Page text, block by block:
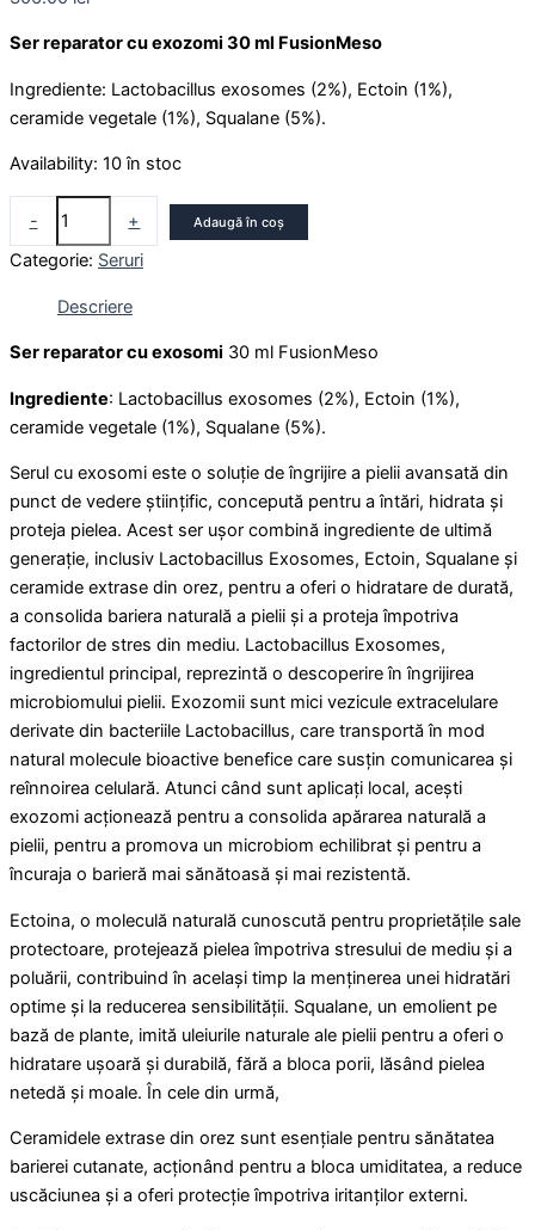
Ser reparator cu exozomi 30 ml FusionMeso
Ingrediente: Lactobacillus exosomes (2%), Ectoin (1%),
ceramide vegetale (1%), Squalane (5%).
Availability: 10 în stoc
- + Adaugă în coș
Categorie: Seruri
Descriere
Ser reparator cu exosomi 30 ml FusionMeso
Ingrediente: Lactobacillus exosomes (2%), Ectoin (1%),
ceramide vegetale (1%), Squalane (5%).
Serul cu exosomi este o soluție de îngrijire a pielii avansată din
punct de vedere științific, concepută pentru a întări, hidrata și
proteja pielea. Acest ser ușor combină ingrediente de ultimă
generație, inclusiv Lactobacillus Exosomes, Ectoin, Squalane și
ceramide extrase din orez, pentru a oferi o hidratare de durată,
a consolida bariera naturală a pielii și a proteja împotriva
factorilor de stres din mediu. Lactobacillus Exosomes,
ingredientul principal, reprezintă o descoperire în îngrijirea
microbiomului pielii. Exozomii sunt mici vezicule extracelulare
derivate din bacteriile Lactobacillus, care transportă în mod
natural molecule bioactive benefice care susțin comunicarea și
reînnoirea celulară. Atunci când sunt aplicați local, acești
exozomi acționează pentru a consolida apărarea naturală a
pielii, pentru a promova un microbiom echilibrat și pentru a
încuraja o barieră mai sănătoasă și mai rezistentă.
Ectoina, o moleculă naturală cunoscută pentru proprietățile sale
protectoare, protejează pielea împotriva stresului de mediu și a
poluării, contribuind în același timp la menținerea unei hidratări
optime și la reducerea sensibilității. Squalane, un emolient pe
bază de plante, imită uleiurile naturale ale pielii pentru a oferi o
hidratare ușoară și durabilă, fără a bloca porii, lăsând pielea
netedă și moale. În cele din urmă,
Ceramidele extrase din orez sunt esențiale pentru sănătatea
barierei cutanate, acționând pentru a bloca umiditatea, a reduce
uscăciunea și a oferi protecție împotriva iritanților externi.